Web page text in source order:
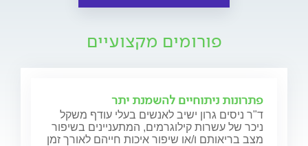
פורומים מקצועיים
פתרונות ניתוחיים להשמנת יתר
ד"ר ניסים גרון ישיב לאנשים בעלי עודף משקל
ניכר של עשרות קילוגרמים, המתעניינים בשיפור
מצב בריאותם ו/או שיפור איכות חייהם לאורך זמן